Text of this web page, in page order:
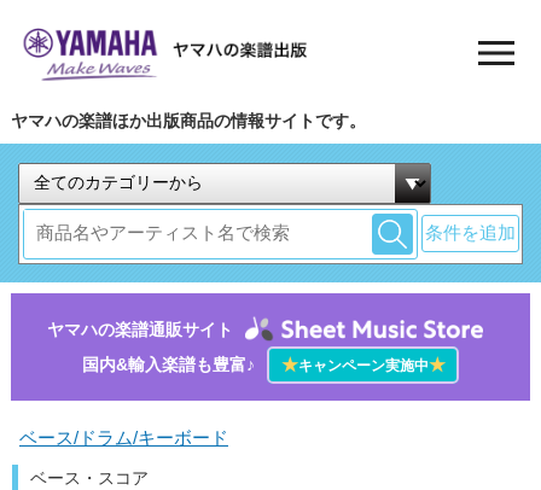
ヤマハの楽譜ほか出版商品の情報サイトです。
条件を追加
ヤマハの楽譜通販サイト
国内&輸入楽譜も豊富♪
★キャンペーン実施中★
ベース/ドラム/キーボード
ベース・スコア